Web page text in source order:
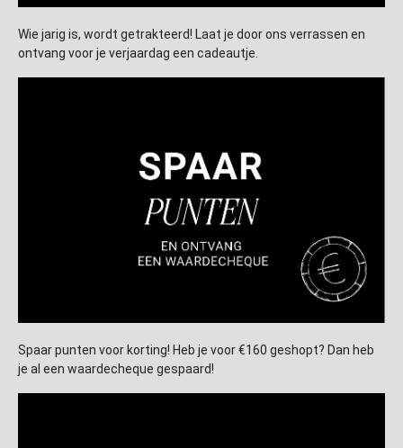
Wie jarig is, wordt getrakteerd! Laat je door ons verrassen en
ontvang voor je verjaardag een cadeautje.
Spaar punten voor korting! Heb je voor €160 geshopt? Dan heb
je al een waardecheque gespaard!